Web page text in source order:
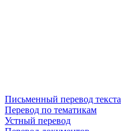
Письменный перевод текста
Перевод по тематикам
Устный перевод